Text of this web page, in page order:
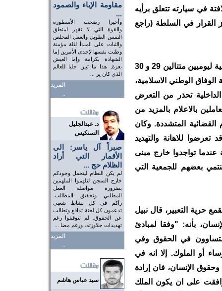
مقاومة الإباء والصمود
...
وأخيرا رضخت الأسطورة
والقوة التي لا تقهر لمنطق
النفس الطويل والعمل المخلص
والثبات على المبدأ لثلة مؤمنة
وطنت نفسها لإحدى الأمرين إما
الشهادة بكرامة وإما العيش
بعزة, هذا ما تبين جليا للعالم
الذي كان ير ...
المزيد
..
د. عبدالجليل
السنكيس
صبراً آل ياسر: الى
الأقمار التي أراد
الظلام حج ...
لم يكن النظام ليتحمل وجودكم
خارج السجن لتلهموا الملهمين
بضرورة مواصلة العمل
المطلبي وتحقيق المطالب.
رآكم في كل نشاط شعبي
تدعمون كل لجنة تدافع وتطالب
عن الحقوق. لم تتوقفوا رغم
تهديدات جلاوزته، ورغم مضا ...
المزيد
..
سيد عباس هاشم
في سيارته تتعلق برأيه
القرار في السلطة (راجع
وفي تطور اخر مثير للقلق، اجتمع وزير الداخلية ليوميين متتالين 29 و 30
الوفاق الوطني الاسلامية،
تحذر من التعرض
بالاعلام بالمزيد من
القضائية المتشددة. وكان
للاهانة والتهديد
تواجدوا خارج مبنى
بعضهم للجمعية التي
حرية التعبير، قال نبيل
بأنه: "وفقا لمبادئ
في الحقوق وفي
أو الملوك. إلا انه في
وحقوق الإنسان، فان إرادة
على ان يكون الملك